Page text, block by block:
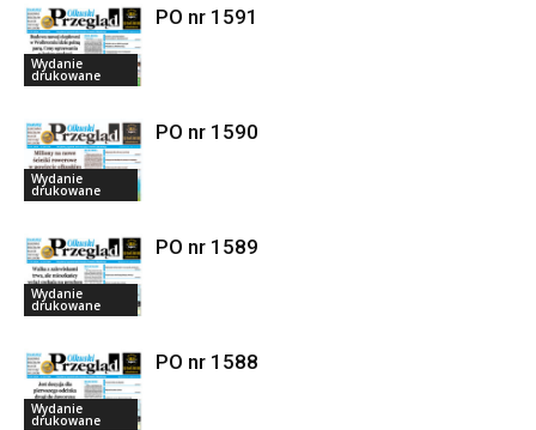
Wydanie
drukowane
PO nr 1591
Wydanie
drukowane
PO nr 1590
Wydanie
drukowane
PO nr 1589
Wydanie
drukowane
PO nr 1588